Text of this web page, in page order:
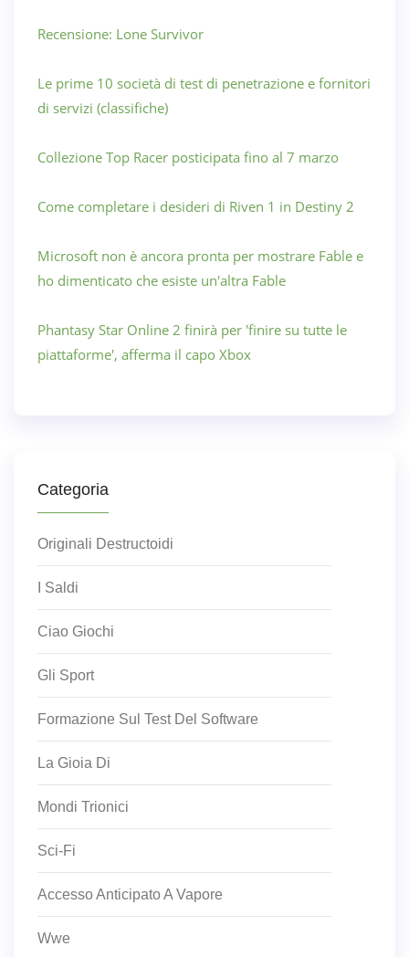
Recensione: Lone Survivor
Le prime 10 società di test di penetrazione e fornitori
di servizi (classifiche)
Collezione Top Racer posticipata fino al 7 marzo
Come completare i desideri di Riven 1 in Destiny 2
Microsoft non è ancora pronta per mostrare Fable e
ho dimenticato che esiste un'altra Fable
Phantasy Star Online 2 finirà per 'finire su tutte le
piattaforme', afferma il capo Xbox
Categoria
Originali Destructoidi
I Saldi
Ciao Giochi
Gli Sport
Formazione Sul Test Del Software
La Gioia Di
Mondi Trionici
Sci-Fi
Accesso Anticipato A Vapore
Wwe